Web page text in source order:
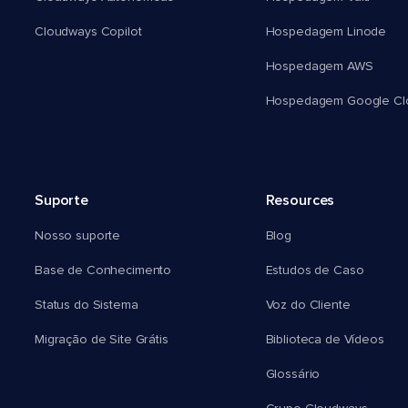
Cloudways Copilot Hospedagem Linode
Hospedagem AWS
Hospedagem Google
Suporte
Nosso suporte
Base de Conhecimento
Status do Sistema
Migração de Site Grátis
Resources
Blog
Estudos de Caso
Voz do Cliente
Biblioteca de Vídeos
Glossário